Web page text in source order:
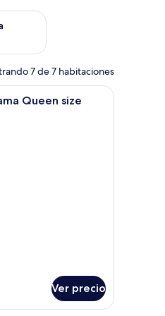
el próximo fin de semana
7 de 7 habitaciones
y una ventana con cortinas.
de hotel con una cama grande,
Queen size
Ver precio